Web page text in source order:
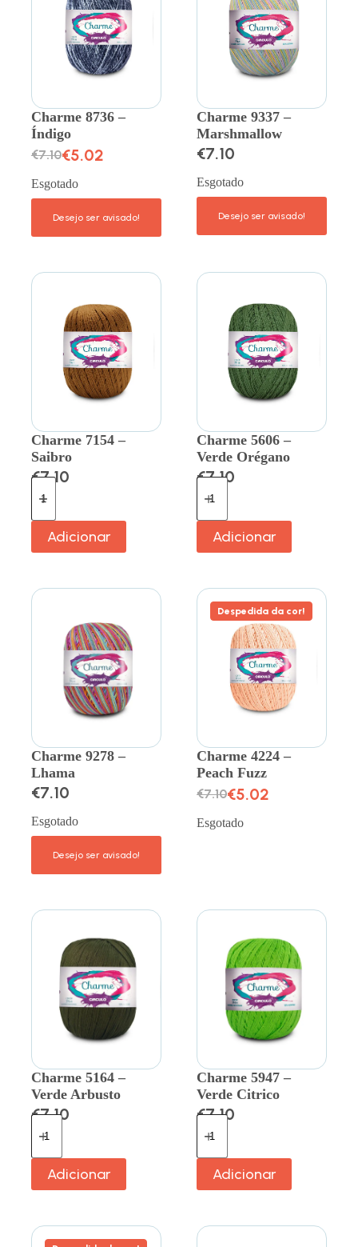
Charme 8736 –
Índigo
€7.10€5.02
Esgotado
Charme 9337 –
Marshmallow
€7.10
Esgotado
Charme 7154 –
Saibro
€7.10
Adicionar
Charme 5606 –
Verde Orégano
€7.10
Adicionar
Charme 9278 –
Lhama
€7.10
Esgotado
Despedida da cor!
Charme 4224 –
Peach Fuzz
€7.10€5.02
Esgotado
Charme 5164 –
Verde Arbusto
€7.10
Adicionar
Charme 5947 –
Verde Citrico
€7.10
Adicionar